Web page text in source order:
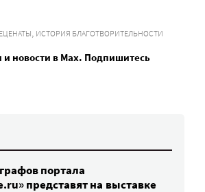
, ИСТОРИЯ БЛАГОТВОРИТЕЛЬНОСТИ
и новости в Max. Подпишитесь
портала
представят на выставке